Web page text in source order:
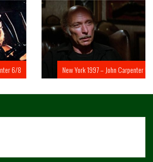
New York 1997 – John Carpenter 5/8